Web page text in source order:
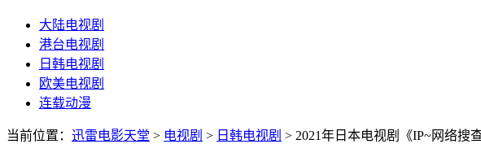
大陆电视剧
港台电视剧
日韩电视剧
欧美电视剧
连载动漫
当前位置： 迅雷电影天堂 > 电视剧 > 日韩电视剧 > 2021年日本电视剧《IP~网络搜